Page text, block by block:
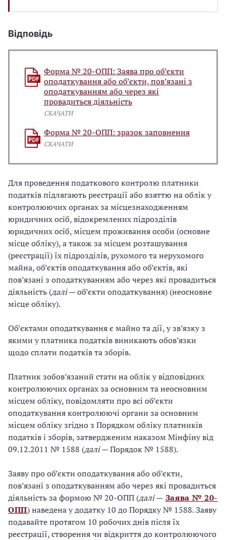
Відповідь
Форма № 20-ОПП: Заява про об’єкти
оподаткування або об’єкти, пов’язані з
оподаткуванням або через які
провадиться діяльність
СКАЧАТИ
Форма № 20-ОПП: зразок заповнення
СКАЧАТИ
Для проведення податкового контролю платники
податків підлягають реєстрації або взяттю на облік у
контролюючих органах за місцезнаходженням
юридичних осіб, відокремлених підрозділів
юридичних осіб, місцем проживання особи (основне
місце обліку), а також за місцем розташування
(реєстрації) їх підрозділів, рухомого та нерухомого
майна, об’єктів оподаткування або об’єктів, які
пов’язані з оподаткуванням або через які провадиться
діяльність (далі— об’єкти оподаткування) (неосновне
місце обліку).
Об’єктами оподаткування є майно та дії, у зв’язку з
якими у платника податків виникають обов’язки
щодо сплати податків та зборів.
Платник зобов’язаний стати на облік у відповідних
контролюючих органах за основним та неосновним
місцем обліку, повідомляти про всі об’єкти
оподаткування контролюючі органи за основним
місцем обліку згідно з Порядком обліку платників
податків і зборів, затвердженим наказом Мінфіну від
09.12.2011 № 1588 (далі— Порядок № 1588).
Заяву про об’єкти оподаткування або об’єкти,
пов’язані з оподаткуванням або через які провадиться
діяльність за формою № 20-ОПП (далі— Заява № 20-
ОПП) наведена у додатку 10 до Порядку № 1588. Заяву
подавайте протягом 10 робочих днів після їх
реєстрації, створення чи відкриття до контролюючого